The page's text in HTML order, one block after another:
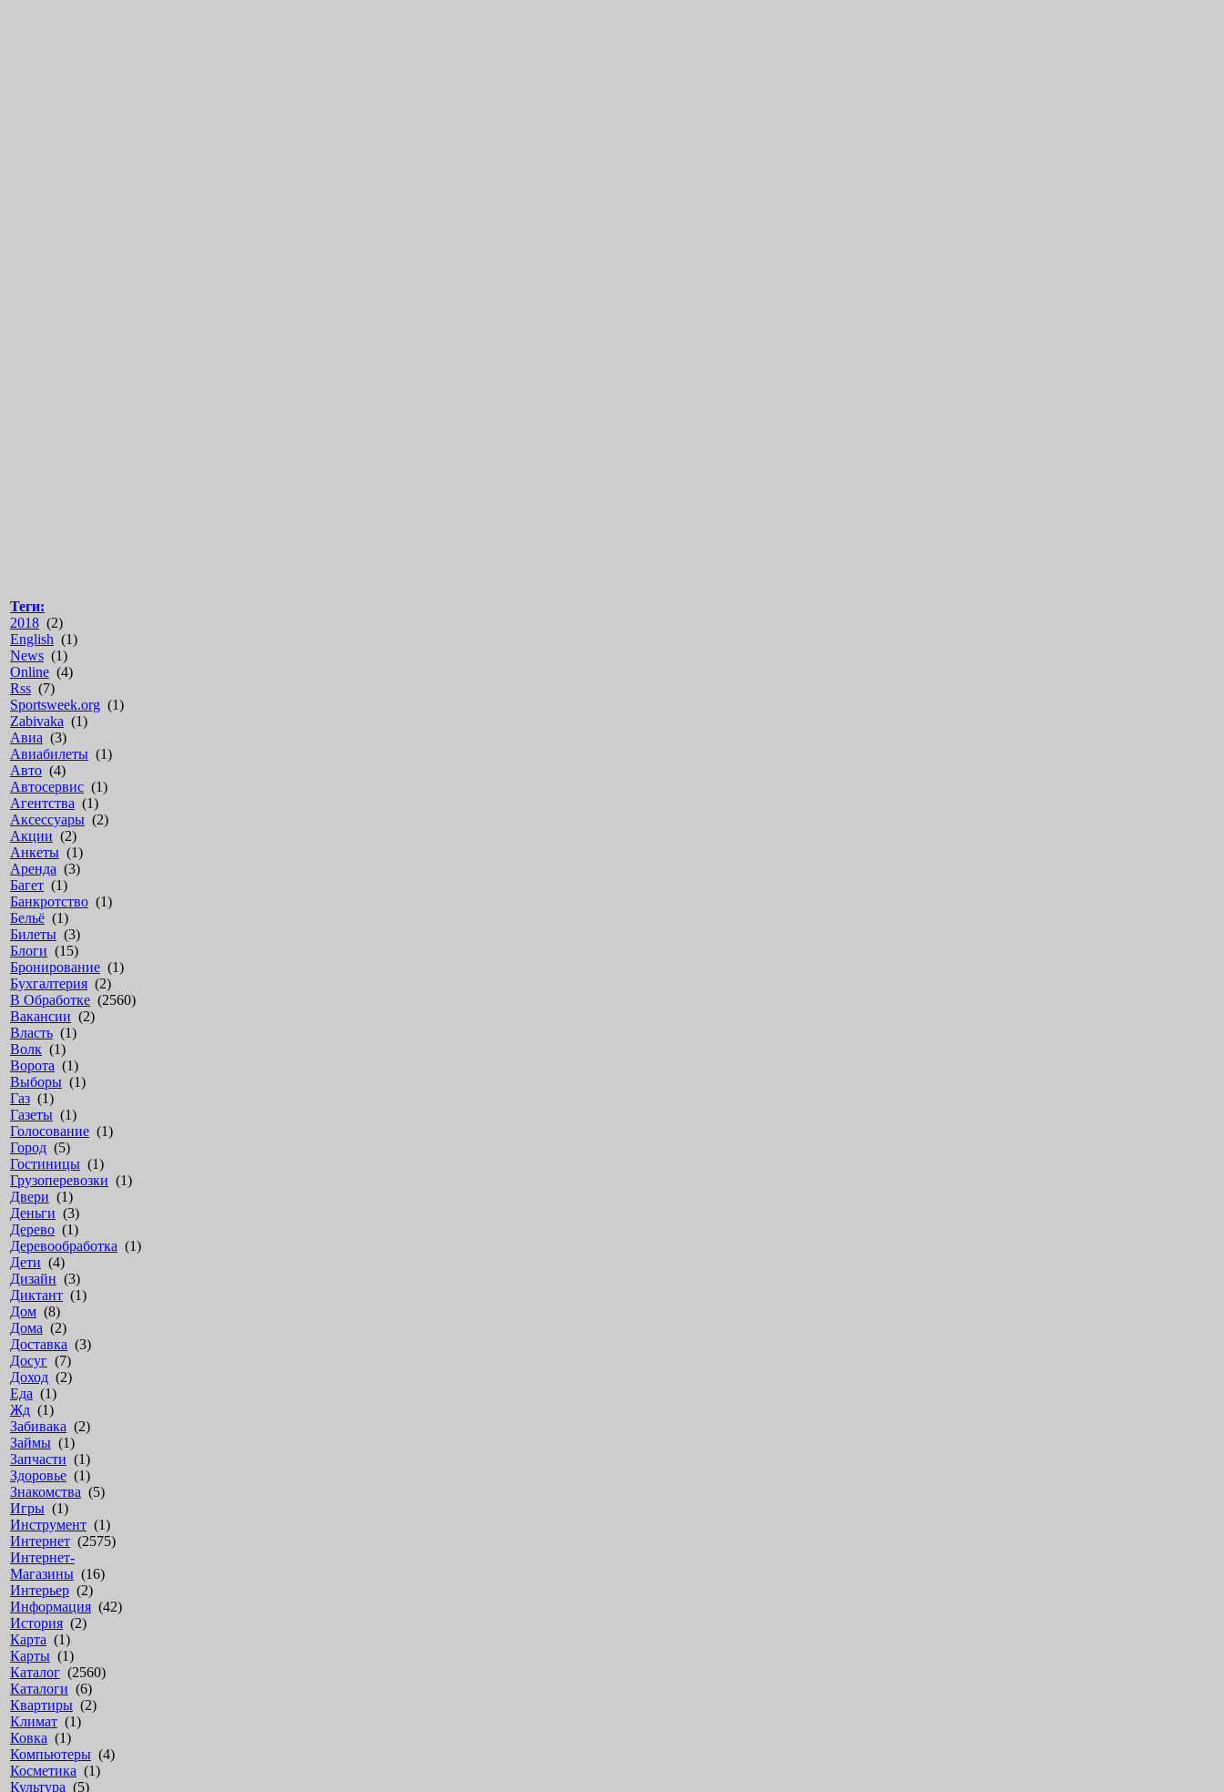
Теги:
2018 (2)
English (1)
News (1)
Online (4)
Rss (7)
Sportsweek.org (1)
Zabivaka (1)
Авиа (3)
Авиабилеты (1)
Авто (4)
Автосервис (1)
Агентства (1)
Аксессуары (2)
Акции (2)
Анкеты (1)
Аренда (3)
Багет (1)
Банкротство (1)
Бельё (1)
Билеты (3)
Блоги (15)
Бронирование (1)
Бухгалтерия (2)
В Обработке (2560)
Вакансии (2)
Власть (1)
Волк (1)
Ворота (1)
Выборы (1)
Газ (1)
Газеты (1)
Голосование (1)
Город (5)
Гостиницы (1)
Грузоперевозки (1)
Двери (1)
Деньги (3)
Дерево (1)
Деревообработка (1)
Дети (4)
Дизайн (3)
Диктант (1)
Дом (8)
Дома (2)
Доставка (3)
Досуг (7)
Доход (2)
Еда (1)
Жд (1)
Забивака (2)
Займы (1)
Запчасти (1)
Здоровье (1)
Знакомства (5)
Игры (1)
Инструмент (1)
Интернет (2575)
Интернет-
Магазины (16)
Интерьер (2)
Информация (42)
История (2)
Карта (1)
Карты (1)
Каталог (2560)
Каталоги (6)
Квартиры (2)
Климат (1)
Ковка (1)
Компьютеры (4)
Косметика (1)
Культура (5)